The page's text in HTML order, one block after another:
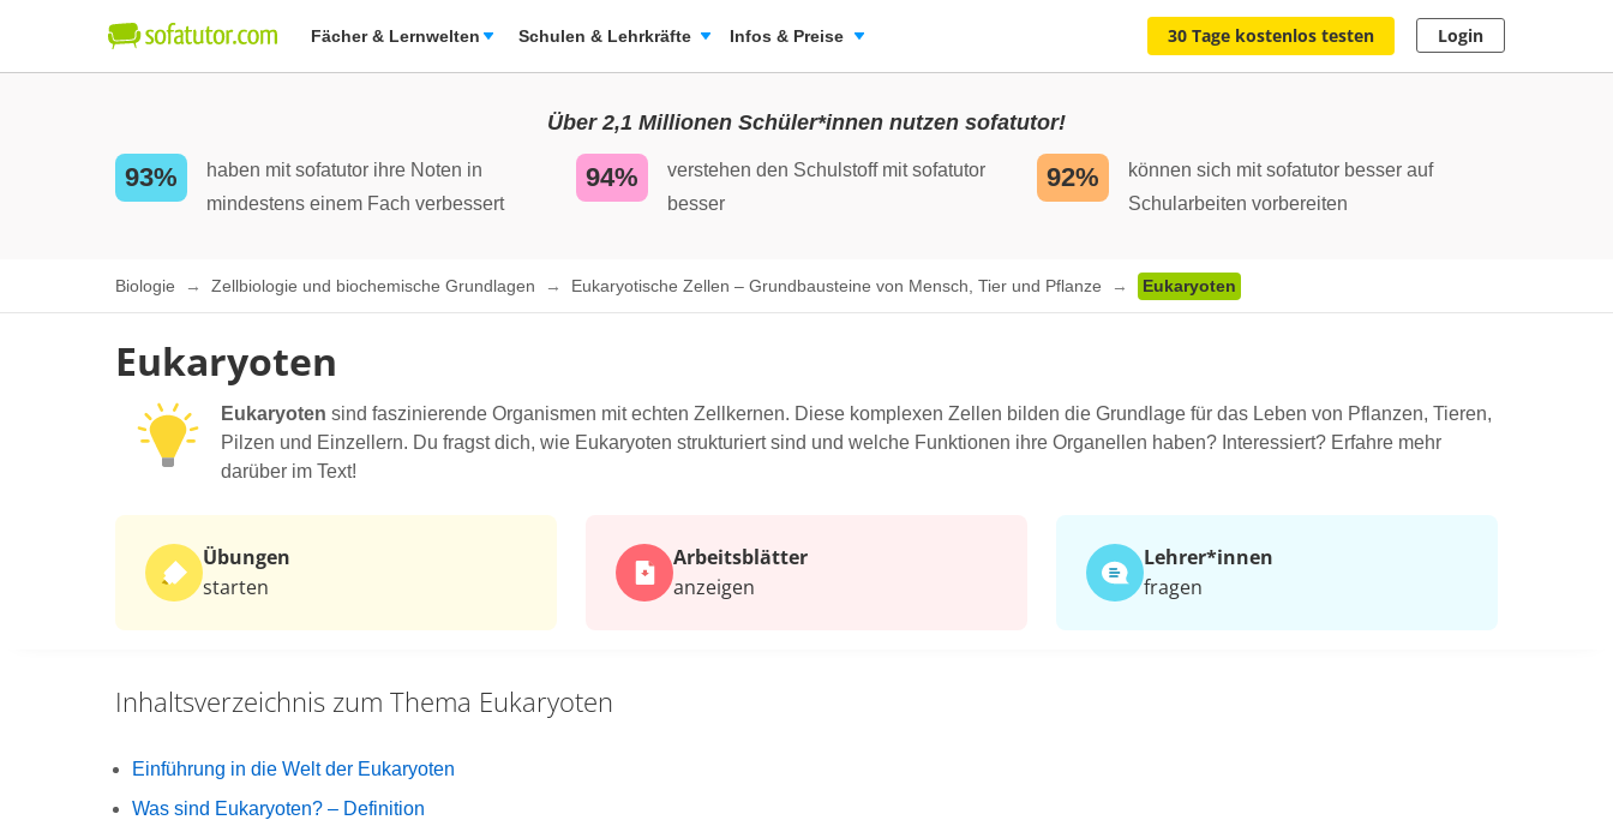
Fächer & Lernwelten Schulen & Lehrkräfte Infos & Preise 30 Tage kostenlos testen Login
Über 2,1 Millionen Schüler*innen nutzen sofatutor!
93%
haben mit sofatutor ihre Noten in
mindestens einem Fach verbessert
94%
verstehen den Schulstoff mit sofatutor
besser
92%
können sich mit sofatutor besser auf
Schularbeiten vorbereiten
Biologie Zellbiologie und biochemische Grundlagen Eukaryotische Zellen – Grundbausteine von Mensch, Tier und Pflanze Eukaryoten
Eukaryoten
Eukaryoten sind faszinierende Organismen mit echten Zellkernen. Diese komplexen Zellen bilden die Grundlage für das Leben von Pflanzen, Tieren,
Pilzen und Einzellern. Du fragst dich, wie Eukaryoten strukturiert sind und welche Funktionen ihre Organellen haben? Interessiert? Erfahre mehr
darüber im Text!
Übungen
starten
Arbeits­blätter
anzeigen
Lehrer*​innen
fragen
Inhaltsverzeichnis zum Thema Eukaryoten
Einführung in die Welt der Eukaryoten
Was sind Eukaryoten? – Definition